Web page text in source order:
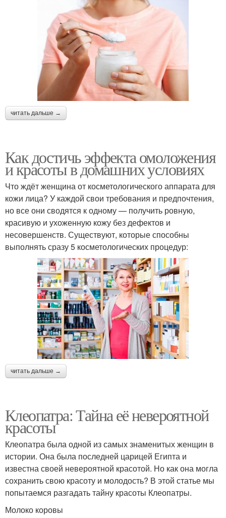
читать дальше →
Как достичь эффекта омоложения
и красоты в домашних условиях
Что ждёт женщина от косметологического аппарата для
кожи лица? У каждой свои требования и предпочтения,
но все они сводятся к одному — получить ровную,
красивую и ухоженную кожу без дефектов и
несовершенств. Существуют, которые способны
выполнять сразу 5 косметологических процедур:
читать дальше →
Клеопатра: Тайна её невероятной
красоты
Клеопатра была одной из самых знаменитых женщин в
истории. Она была последней царицей Египта и
известна своей невероятной красотой. Но как она могла
сохранить свою красоту и молодость? В этой статье мы
попытаемся разгадать тайну красоты Клеопатры.
Молоко коровы